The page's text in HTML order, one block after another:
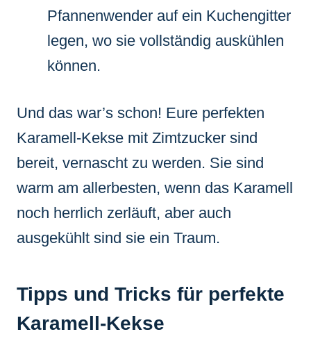
Pfannenwender auf ein Kuchengitter
legen, wo sie vollständig auskühlen
können.
Und das war’s schon! Eure perfekten
Karamell-Kekse mit Zimtzucker sind
bereit, vernascht zu werden. Sie sind
warm am allerbesten, wenn das Karamell
noch herrlich zerläuft, aber auch
ausgekühlt sind sie ein Traum.
Tipps und Tricks für perfekte
Karamell-Kekse